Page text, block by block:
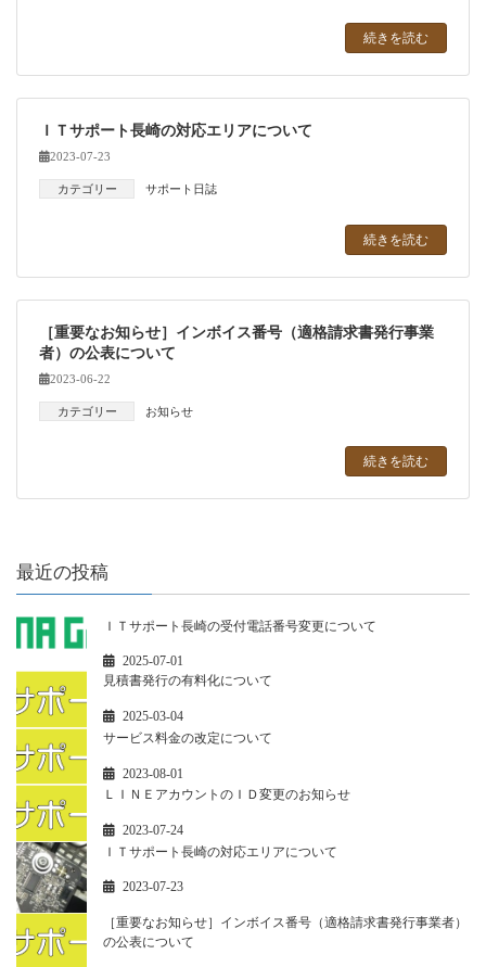
続きを読む
ＩＴサポート長崎の対応エリアについて
2023-07-23
カテゴリー サポート日誌
続きを読む
［重要なお知らせ］インボイス番号（適格請求書発行事業
者）の公表について
2023-06-22
カテゴリー お知らせ
続きを読む
最近の投稿
ＩＴサポート長崎の受付電話番号変更について
2025-07-01
見積書発行の有料化について
2025-03-04
サービス料金の改定について
2023-08-01
ＬＩＮＥアカウントのＩＤ変更のお知らせ
2023-07-24
ＩＴサポート長崎の対応エリアについて
2023-07-23
［重要なお知らせ］インボイス番号（適格請求書発行事業者）
の公表について